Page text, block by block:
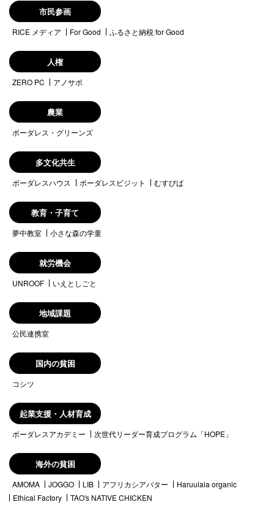
市民参画
RICE メディア For Good ふるさと納税 for Good
人権
ZERO PC アノサポ
農業
ボーダレス・グリーンズ
多文化共生
ボーダレスハウス ボーダレスビジット むすびば
教育・子育て
夢中教室 小さな森の学童
就労機会
UNROOF いえとしごと
地域課題
公民連携室
国内の貧困
コシツ
起業支援・人材育成
ボーダレスアカデミー 次世代リーダー育成プログラム「HOPE」
海外の貧困
AMOMA JOGGO LIB アフリカシアバター
Haruulala organic
Ethical Factory
TAO's NATIVE CHICKEN